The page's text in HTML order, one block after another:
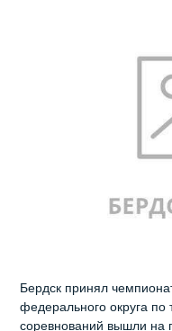
Бердск принял
федерального округа по
соревнований вышли на